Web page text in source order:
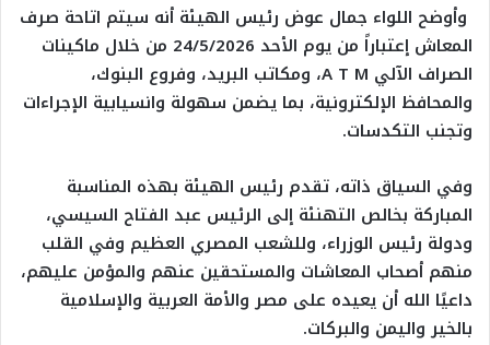
وأوضح اللواء جمال عوض رئيس الهيئة أنه سيتم اتاحة صرف
المعاش إعتباراً من يوم الأحد 24/5/2026 من خلال ماكينات
الصراف الآلي A T M، ومكاتب البريد، وفروع البنوك،
والمحافظ الإلكترونية، بما يضمن سهولة وانسيابية الإجراءات
وتجنب التكدسات.
وفي السياق ذاته، تقدم رئيس الهيئة بهذه المناسبة
المباركة بخالص التهنئة إلى الرئيس عبد الفتاح السيسي،
ودولة رئيس الوزراء، وللشعب المصري العظيم وفي القلب
منهم أصحاب المعاشات والمستحقين عنهم والمؤمن عليهم،
داعيًا الله أن يعيده على مصر والأمة العربية والإسلامية
بالخير واليمن والبركات.